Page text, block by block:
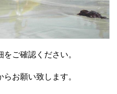
ご確認ください。
お願い致します。